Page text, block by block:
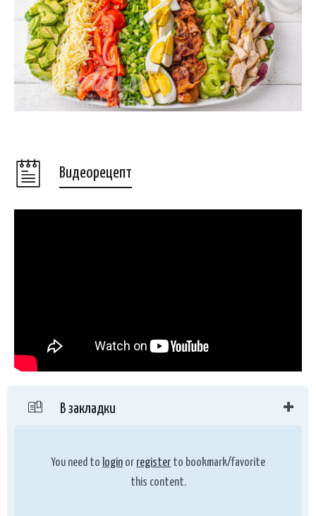
Видеорецепт
В закладки
You need to login or register to bookmark/favorite
this content.